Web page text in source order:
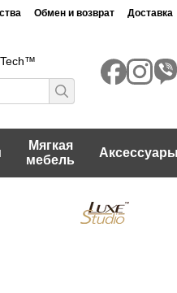
Обмен и возврат Доставка
Мягкая
мебель
Аксессуары